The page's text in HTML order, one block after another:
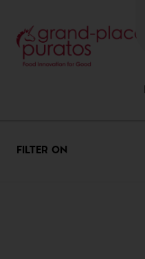
FILTER ON